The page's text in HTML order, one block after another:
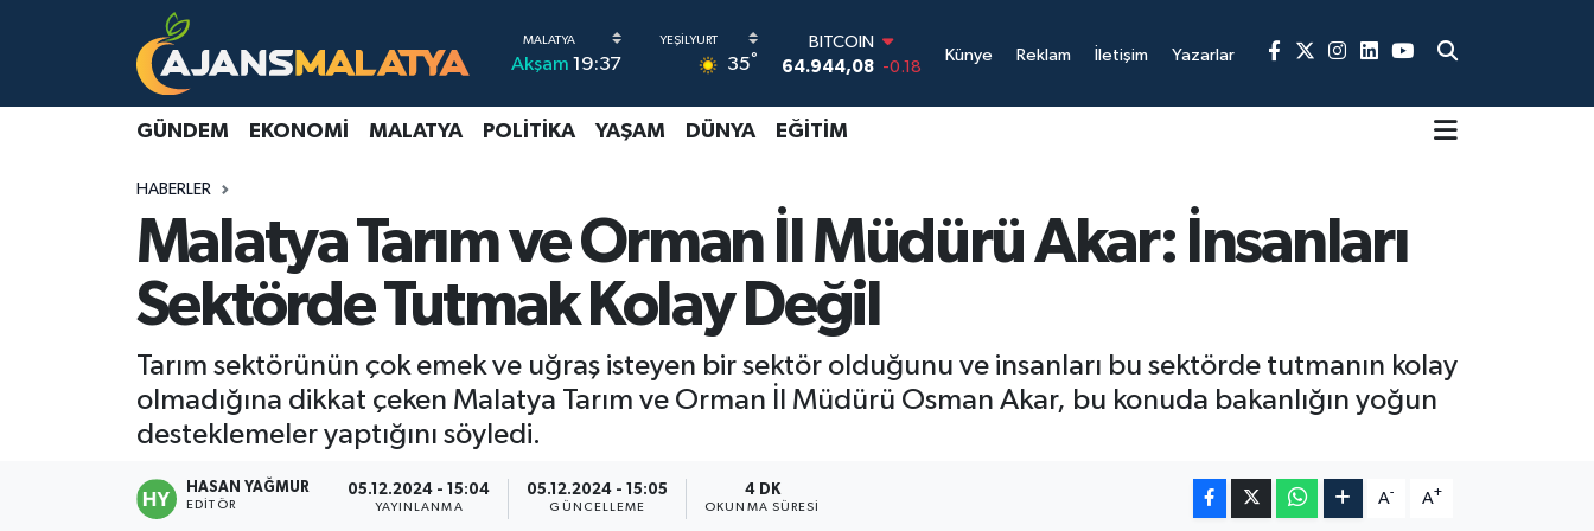
Akşam 19:37 35°
DOLAR
47,7436
0.18
55,2510
STERLİN
6660.55
0.03
BİST100
13.779 -14
BITCOIN
64.944,08
Künye Reklam İletişim Yazarlar
GÜNDEM EKONOMI MALATYA POLITIKA YAŞAM DÜNYA EĞITIM
HABERLER
Malatya Tarım ve Orman İl Müdürü Akar: İnsanları
Sektörde Tutmak Kolay Değil
Tarım sektörünün çok emek ve uğraş isteyen bir sektör olduğunu ve insanları bu sektörde tutmanın kolay
olmadığına dikkat çeken Malatya Tarım ve Orman İl Müdürü Osman Akar, bu konuda bakanlığın yoğun
desteklemeler yaptığını söyledi.
HASAN YAĞMUR
EDITÖR
05.12.2024 - 15:04
YAYINLANMA
05.12.2024 - 15:05
GÜNCELLEME
4 DK
OKUNMA SÜRESI
A- A+
Gündem
Magazin
Malatya Nöbetçi Eczaneler
Malatya Trafik Yoğunluk Haritası
TFF 3.Lig 2.Grup Puan Durumu ve Fikstür
Tüm Manşetler
Haber Arşivi